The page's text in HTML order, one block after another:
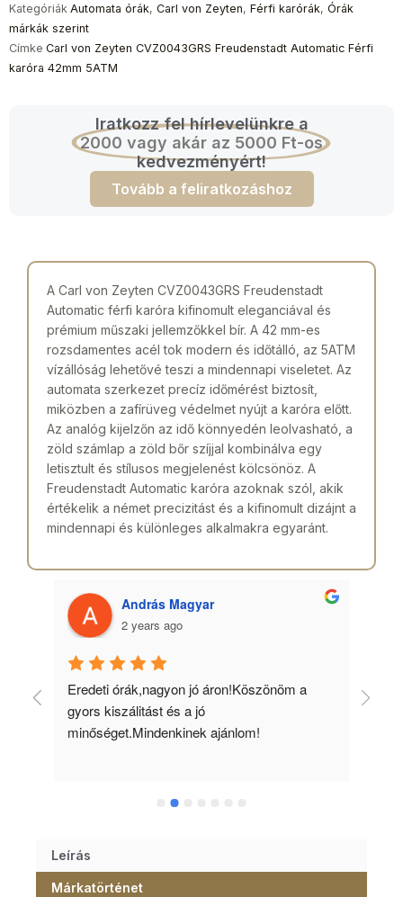
Kategóriák Automata órák, Carl von Zeyten, Férfi karórák, Órák
márkák szerint
Címke Carl von Zeyten CVZ0043GRS Freudenstadt Automatic Férfi
karóra 42mm 5ATM
Iratkozz fel hírlevelünkre a
2000 vagy akár az 5000 Ft-os
kedvezményért!
Tovább a feliratkozáshoz
A Carl von Zeyten CVZ0043GRS Freudenstadt
Automatic férfi karóra kifinomult eleganciával és
prémium műszaki jellemzőkkel bír. A 42 mm-es
rozsdamentes acél tok modern és időtálló, az 5ATM
vízállóság lehetővé teszi a mindennapi viseletet. Az
automata szerkezet precíz időmérést biztosít,
miközben a zafírüveg védelmet nyújt a karóra előtt.
Az analóg kijelzőn az idő könnyedén leolvasható, a
zöld számlap a zöld bőr szíjjal kombinálva egy
letisztult és stílusos megjelenést kölcsönöz. A
Freudenstadt Automatic karóra azoknak szól, akik
értékelik a német precizitást és a kifinomult dizájnt a
mindennapi és különleges alkalmakra egyaránt.
András Magyar
2 years ago
Eredeti órák,nagyon jó áron!Köszönöm a
gyors kiszálitást és a jó
minőséget.Mindenkinek ajánlom!
Leírás
Márkatörténet